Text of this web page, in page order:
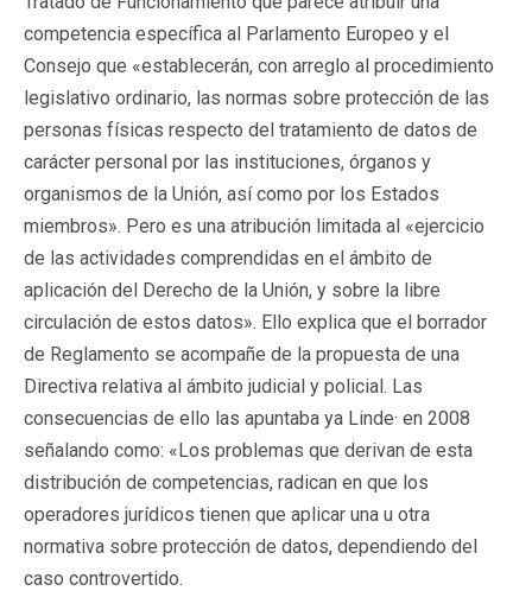
competencia específica al Parlamento Europeo y el
Consejo que «establecerán, con arreglo al procedimiento
legislativo ordinario, las normas sobre protección de las
personas físicas respecto del tratamiento de datos de
carácter personal por las instituciones, órganos y
organismos de la Unión, así como por los Estados
miembros». Pero es una atribución limitada al «ejercicio
de las actividades comprendidas en el ámbito de
aplicación del Derecho de la Unión, y sobre la libre
circulación de estos datos». Ello explica que el borrador
de Reglamento se acompañe de la propuesta de una
Directiva relativa al ámbito judicial y policial. Las
consecuencias de ello las apuntaba ya Linde· en 2008
señalando como: «Los problemas que derivan de esta
distribución de competencias, radican en que los
operadores jurídicos tienen que aplicar una u otra
normativa sobre protección de datos, dependiendo del
caso controvertido.